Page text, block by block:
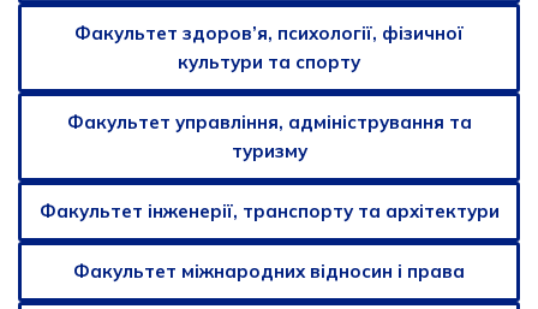
Факультет здоров’я, психології, фізичної
культури та спорту
Факультет управління, адміністрування та
туризму
Факультет інженерії, транспорту та архітектури
Факультет міжнародних відносин і права